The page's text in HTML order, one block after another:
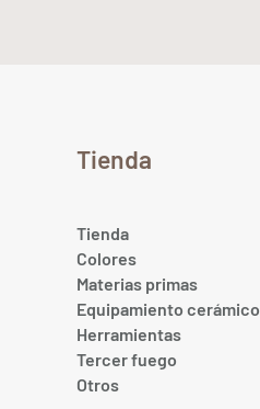
Tienda
Tienda
Colores
Materias primas
Equipamiento cerámico
Herramientas
Tercer fuego
Otros